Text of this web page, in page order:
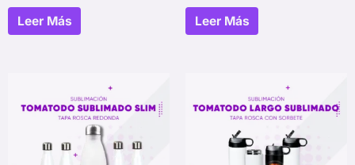
Leer Más Leer Más